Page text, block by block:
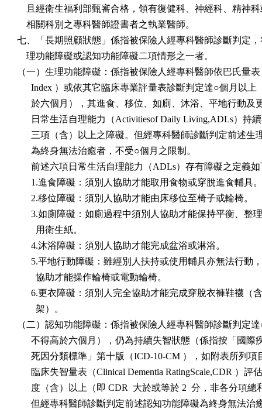
且經衛生福利部甄審合格，領有復健科、神經科、精神
    相關科別之專科醫師證書者之執業醫師。
七、「長期照顧狀態」係指被保險人經專科醫師診斷判定
    理功能障礙或認知功能障礙二項情形之一者。
（一）生理功能障礙：係指被保險人經專科醫師依巴氏量表
Index ）或依其它臨床專業評量表診斷判定達○個月以上
於六個月），其進食、移位、如廁、沐浴、平地行動及
日常生活自理能力（Activitiesof Daily Living,ADLs）持
三項（含）以上之障礙。但經專科醫師診斷判定前述生
      為終身無法治癒者，不受○個月之限制。
前述六項日常生活自理能力（ADLs）存有障礙之定義
      1.進食障礙：須別人協助才能取用食物或穿脫進食輔具。
      2.移位障礙：須別人協助才能由床移位至椅子或輪椅。
3.如廁障礙：如廁過程中須別人協助才能保持平衡、整
        用衛生紙。
      4.沐浴障礙：須別人協助才能完成盆浴或淋浴。
5.平地行動障礙：雖經別人扶持或使用輔具亦無法行動
        協助才能操作輪椅或電動輪椅。
6.更衣障礙：須別人完全協助才能完成穿脫衣褲鞋襪（
        架）。
（二）認知功能障礙：係指被保險人經專科醫師診斷判定
不得高於六個月），仍為持續失智狀態（係指按「國際
死因分類標準」第十版（ICD-10-CM ），如附表所列項
臨床失智量表（Clinical Dementia RatingScale,CDR ）評
度（含）以上（即 CDR  大於或等於 2  分，非各分項總
但經專科醫師診斷判定前述認知功能障礙為終身無法治